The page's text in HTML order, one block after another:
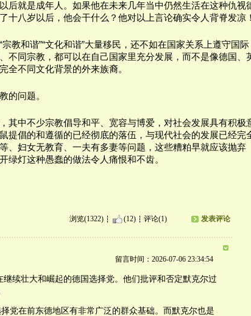
后就是成年人。如果他在未来几年当中仍然生活在这种仇视
十八岁以后，他会干什么？他对以上言论确实令人背脊发凉！
教和谐”“文化和谐”大量移民，还不如在国家关系上遵守国际
不同宗教，都可以在自己国家里充分发展，而不是像德国、
全不同文化背景的外来族裔。
的问题。
其中不少宗教倡导和平、宽容与博爱，对社会发展具有积极
提倡的和遵循的已经彻底的落伍，与现代社会的发展已经完
、妇女无教育、一夫有多妻等问题，这些糟粕早就应该抛弃
绿灯这种愚蠢的做法令人痛恨和不齿。
浏览(1322) (12) 评论(1) 发表评论
留言时间：2026-07-06 23:34:54
继续壮大和崛起的德国选择党。他们批评和否定默克尔过
党在前东德地区有非常广泛的群众基础。而默克尔也是